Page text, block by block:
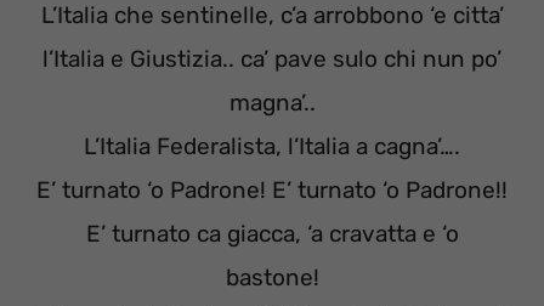
L’Italia che sentinelle, c’a arrobbono ‘e citta’
l’Italia e Giustizia.. ca’ pave sulo chi nun po’
magna’..
L’Italia Federalista, l’Italia a cagna’….
E’ turnato ‘o Padrone! E’ turnato ‘o Padrone!!
E’ turnato ca giacca, ‘a cravatta e ‘o
bastone!